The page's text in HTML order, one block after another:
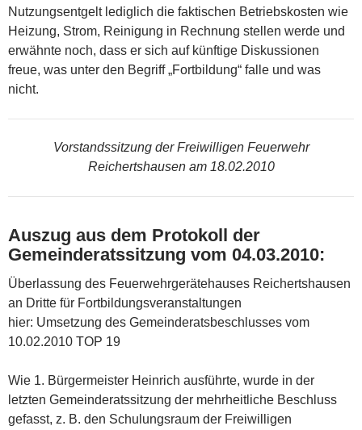
Nutzungsentgelt lediglich die faktischen Betriebskosten wie
Heizung, Strom, Reinigung in Rechnung stellen werde und
erwähnte noch, dass er sich auf künftige Diskussionen
freue, was unter den Begriff „Fortbildung“ falle und was
nicht.
Vorstandssitzung der Freiwilligen Feuerwehr
Reichertshausen am 18.02.2010
Auszug aus dem Protokoll der
Gemeinderatssitzung vom 04.03.2010:
Überlassung des Feuerwehrgerätehauses Reichertshausen
an Dritte für Fortbildungsveranstaltungen
hier: Umsetzung des Gemeinderatsbeschlusses vom
10.02.2010 TOP 19
Wie 1. Bürgermeister Heinrich ausführte, wurde in der
letzten Gemeinderatssitzung der mehrheitliche Beschluss
gefasst, z. B. den Schulungsraum der Freiwilligen